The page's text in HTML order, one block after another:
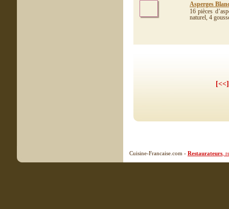
Asperges
16 pièces
naturel, 4
[<<]
Cuisine-Francaise.com - Restaurateurs ,